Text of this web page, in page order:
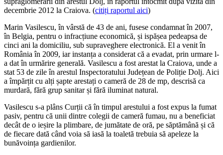
decembrie 2012 la Craiova. (citiți raportul aici)
Marin Vasilescu, în vârstă de 43 de ani, fusese condamnat în 2007,
în Belgia, pentru o infracțiune economică, și ispășea pedeapsa de
cinci ani la domiciliu, sub supraveghere electronică. El a venit în
România în 2009, iar instanța a considerat că a evadat, prin urmare l-
a dat în urmărire generală. Vasilescu a fost arestat la Craiova, unde a
stat 53 de zile în arestul Inspectoratului Județean de Poliție Dolj. Aici
a împărțit cu alți șapte arestați o cameră de 28 de mp, descrisă ca
murdară, fără grup sanitar și fără iluminat natural.
Vasilescu s-a plâns Curții că în timpul arestului a fost expus la fumat
pasiv, pentru că unii dintre colegii de cameră fumau, nu a beneficiat
decât de o ieșire la plimbare, de jumătate de oră, pe săptămână și că
de fiecare dată când voia să iasă la toaletă trebuia să apeleze la
bunăvoința gardienilor.